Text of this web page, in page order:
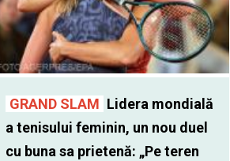
GRAND SLAM Lidera mondială
a tenisului feminin, un nou duel
cu buna sa prietenă: „Pe teren